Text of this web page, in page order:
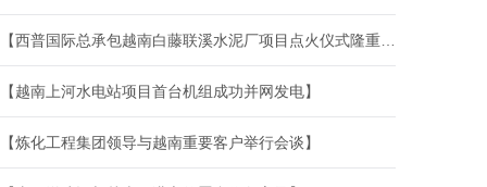
【西普国际总承包越南白藤联溪水泥厂项目点火仪式隆重举行】
【越南上河水电站项目首台机组成功并网发电】
【炼化工程集团领导与越南重要客户举行会谈】